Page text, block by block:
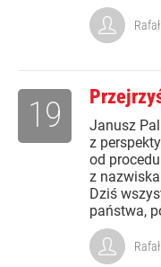
Janusz
z
od
z
Dziś
państwa,
19